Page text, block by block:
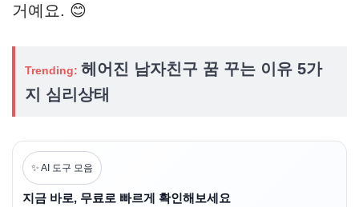
거예요. 😊
Trending: 헤어진 남자친구 꿈 꾸는 이유 5가
지 심리상태
✨ AI 도구 모음
지금 바로, 무료로 빠르게 확인해보세요